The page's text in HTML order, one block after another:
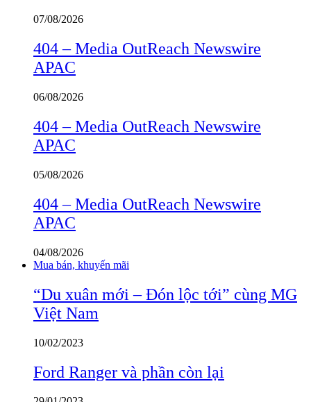
07/08/2026
404 – Media OutReach Newswire
APAC
06/08/2026
404 – Media OutReach Newswire
APAC
05/08/2026
404 – Media OutReach Newswire
APAC
04/08/2026
Mua bán, khuyến mãi
“Du xuân mới – Đón lộc tới” cùng MG
Việt Nam
10/02/2023
Ford Ranger và phần còn lại